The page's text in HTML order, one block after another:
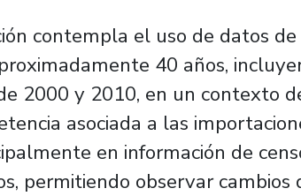
contempla el uso de datos
40 años,
2000 y 2010, en un contexto
asociada a las
en información de
permitiendo observar cambios